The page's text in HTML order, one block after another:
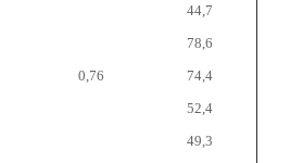
44,7
78,6
0,76
74,4
52,4
49,3